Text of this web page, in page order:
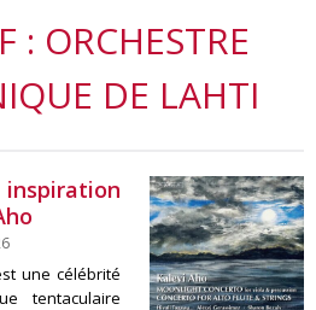
: ORCHESTRE
DE LAHTI
une célébrité
tentaculaire